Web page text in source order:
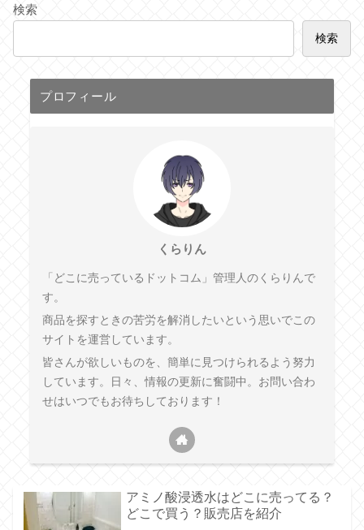
検索
検索
プロフィール
くらりん
「どこに売っているドットコム」管理人のくらりんで
す。
商品を探すときの苦労を解消したいという思いでこの
サイトを運営しています。
皆さんが欲しいものを、簡単に見つけられるよう努力
しています。日々、情報の更新に奮闘中。お問い合わ
せはいつでもお待ちしております！
アミノ酸浸透水はどこに売ってる？
どこで買う？販売店を紹介